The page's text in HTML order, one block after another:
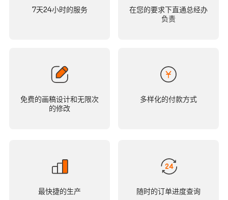
7天24小时的服务
在您的要求下直通总经办
负责
免费的画稿设计和无限次
的修改
多样化的付款方式
最快捷的生产 随时的订单进度查询